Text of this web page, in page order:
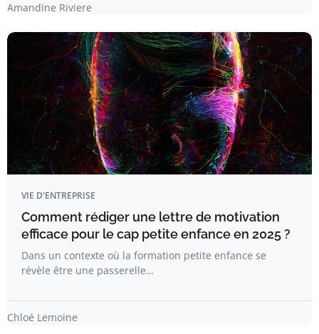
Amandine Riviere
VIE D'ENTREPRISE
Comment rédiger une lettre de motivation
efficace pour le cap petite enfance en 2025 ?
Dans un contexte où la formation petite enfance se
révèle être une passerelle…
Chloé Lemoine